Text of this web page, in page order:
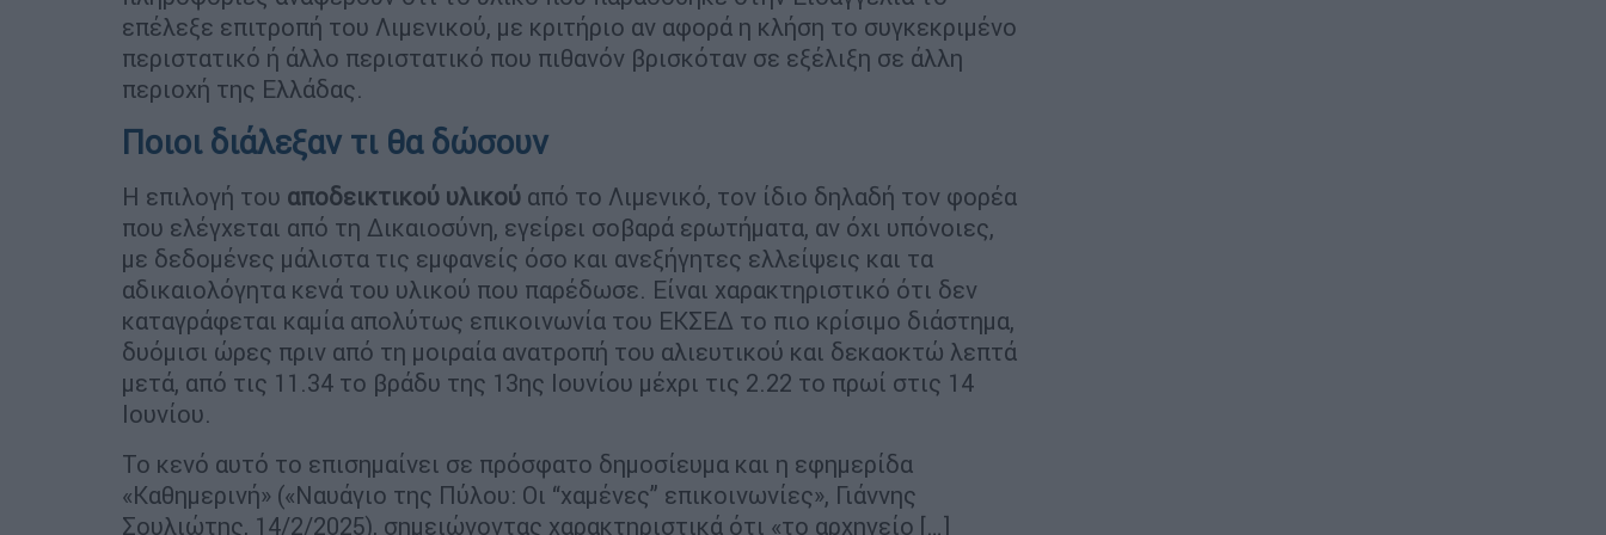
επέλεξε επιτροπή του Λιμενικού, με κριτήριο αν αφορά η κλήση το συγκεκριμένο
περιστατικό ή άλλο περιστατικό που πιθανόν βρισκόταν σε εξέλιξη σε άλλη
περιοχή της Ελλάδας.
Ποιοι διάλεξαν τι θα δώσουν
Η επιλογή του αποδεικτικού υλικού από το Λιμενικό, τον ίδιο δηλαδή τον φορέα
που ελέγχεται από τη Δικαιοσύνη, εγείρει σοβαρά ερωτήματα, αν όχι υπόνοιες,
με δεδομένες μάλιστα τις εμφανείς όσο και ανεξήγητες ελλείψεις και τα
αδικαιολόγητα κενά του υλικού που παρέδωσε. Είναι χαρακτηριστικό ότι δεν
καταγράφεται καμία απολύτως επικοινωνία του ΕΚΣΕΔ το πιο κρίσιμο διάστημα,
δυόμισι ώρες πριν από τη μοιραία ανατροπή του αλιευτικού και δεκαοκτώ λεπτά
μετά, από τις 11.34 το βράδυ της 13ης Ιουνίου μέχρι τις 2.22 το πρωί στις 14
Ιουνίου.
Το κενό αυτό το επισημαίνει σε πρόσφατο δημοσίευμα και η εφημερίδα
«Καθημερινή» («Ναυάγιο της Πύλου: Οι “χαμένες” επικοινωνίες», Γιάννης
Σουλιώτης, 14/2/2025), σημειώνοντας χαρακτηριστικά ότι «το αρχηγείο […]